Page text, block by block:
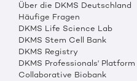
Über die DKMS Deutschland
Häufige Fragen
DKMS Life Science Lab
DKMS Stem Cell Bank
DKMS Registry
DKMS Professionals' Platform
Collaborative Biobank